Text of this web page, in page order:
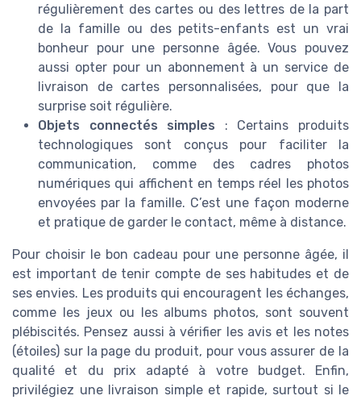
régulièrement des cartes ou des lettres de la part
de la famille ou des petits-enfants est un vrai
bonheur pour une personne âgée. Vous pouvez
aussi opter pour un abonnement à un service de
livraison de cartes personnalisées, pour que la
surprise soit régulière.
Objets connectés simples : Certains produits
technologiques sont conçus pour faciliter la
communication, comme des cadres photos
numériques qui affichent en temps réel les photos
envoyées par la famille. C’est une façon moderne
et pratique de garder le contact, même à distance.
Pour choisir le bon cadeau pour une personne âgée, il
est important de tenir compte de ses habitudes et de
ses envies. Les produits qui encouragent les échanges,
comme les jeux ou les albums photos, sont souvent
plébiscités. Pensez aussi à vérifier les avis et les notes
(étoiles) sur la page du produit, pour vous assurer de la
qualité et du prix adapté à votre budget. Enfin,
privilégiez une livraison simple et rapide, surtout si le